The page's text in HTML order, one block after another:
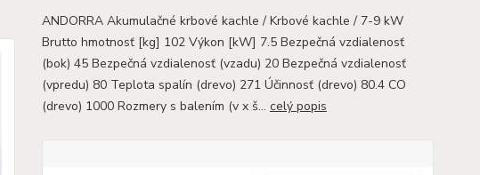
ANDORRA Akumulačné krbové kachle / Krbové kachle / 7-9 kW
Brutto hmotnosť [kg] 102 Výkon [kW] 7.5 Bezpečná vzdialenosť
(bok) 45 Bezpečná vzdialenosť (vzadu) 20 Bezpečná vzdialenosť
(vpredu) 80 Teplota spalín (drevo) 271 Účinnosť (drevo) 80.4 CO
(drevo) 1000 Rozmery s balením (v x š... celý popis